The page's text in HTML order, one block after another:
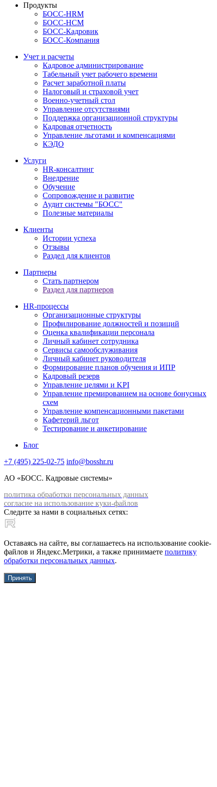
Продукты
БОСС-HRM
БОСС-HCM
БОСС-Кадровик
БОСС-Компания
Учет и расчеты
Кадровое администрирование
Табельный учет рабочего времени
Расчет заработной платы
Налоговый и страховой учет
Военно-учетный стол
Управление отсутствиями
Поддержка организационной структуры
Кадровая отчетность
Управление льготами и компенсациями
КЭДО
Услуги
HR-консалтинг
Внедрение
Обучение
Сопровождение и развитие
Аудит системы "БОСС"
Полезные материалы
Клиенты
Истории успеха
Отзывы
Раздел для клиентов
Партнеры
Стать партнером
Раздел для партнеров
HR-процессы
Организационные структуры
Профилирование должностей и позиций
Оценка квалификации персонала
Личный кабинет сотрудника
Сервисы самообслуживания
Личный кабинет руководителя
Формирование планов обучения и ИПР
Кадровый резерв
Управление целями и KPI
Управление премированием на основе бонусных
схем
Управление компенсационными пакетами
Кафетерий льгот
Тестирование и анкетирование
Блог
+7 (495) 225-02-75 info@bosshr.ru
АО «БОСС. Кадровые системы»
политика обработки персональных данных
согласие на использование куки-файлов
Следите за нами в социальных сетях:
Оставаясь на сайте, вы соглашаетесь на использование cookie-
файлов и Яндекс.Метрики, а также принимаете политику
обработки персональных данных.
Принять